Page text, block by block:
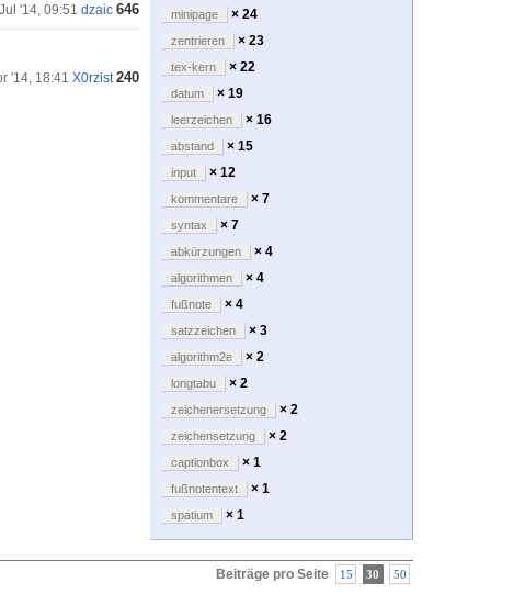
'14, 09:51 dzaic 646
'14, 18:41 X0rzist 240
minipage × 24
zentrieren × 23
tex-kern × 22
datum × 19
leerzeichen × 16
abstand × 15
input × 12
kommentare × 7
syntax × 7
abkürzungen × 4
algorithmen × 4
fußnote × 4
satzzeichen × 3
algorithm2e × 2
longtabu × 2
zeichenersetzung × 2
zeichensetzung × 2
captionbox × 1
fußnotentext × 1
spatium × 1
Beiträge pro Seite 15 30 50